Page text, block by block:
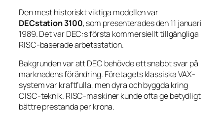
Den mest historiskt viktiga modellen var
DECstation 3100, som presenterades den 11 januari
1989. Det var DEC:s första kommersiellt tillgängliga
RISC-baserade arbetsstation.
Bakgrunden var att DEC behövde ett snabbt svar på
marknadens förändring. Företagets klassiska VAX-
system var kraftfulla, men dyra och byggda kring
CISC-teknik. RISC-maskiner kunde ofta ge betydligt
bättre prestanda per krona.